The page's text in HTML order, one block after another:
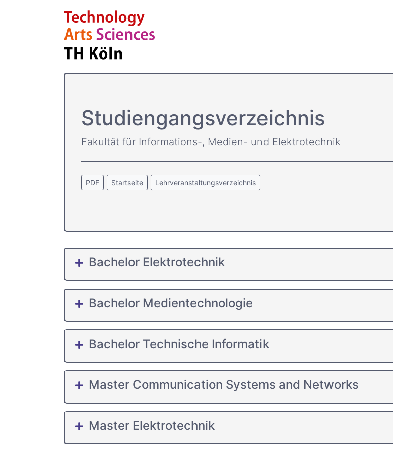
Studiengangsverzeichnis
Fakultät für Informations-, Medien- und Elektrotechnik
PDF Startseite Lehrveranstaltungsverzeichnis
Bachelor Elektrotechnik
Bachelor Medientechnologie
Bachelor Technische Informatik
Master Communication Systems and Networks
Master Elektrotechnik